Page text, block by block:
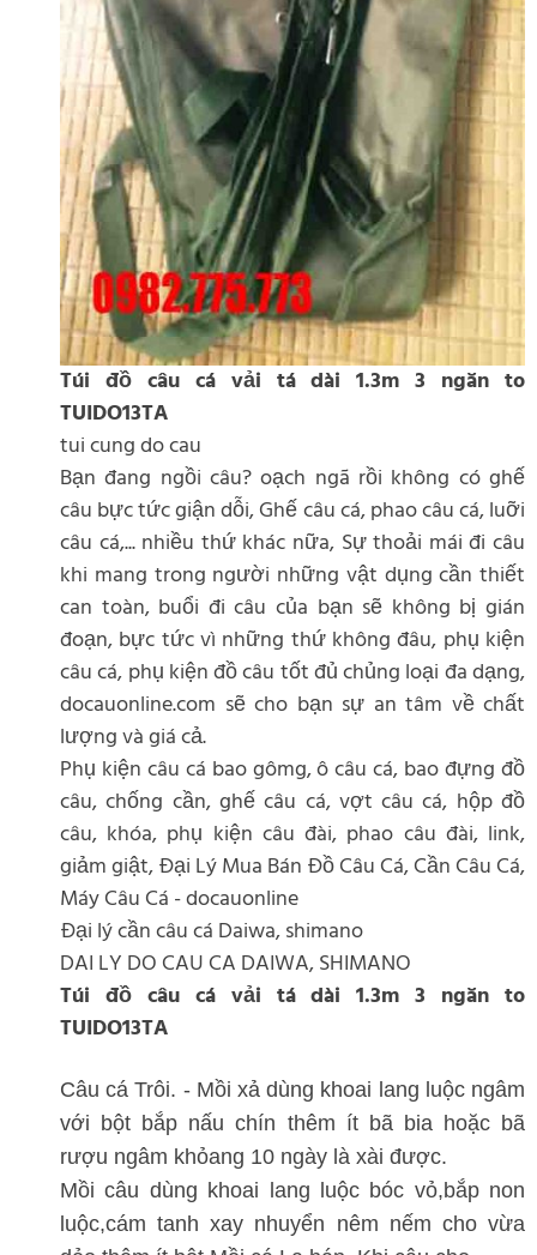
Túi đồ câu cá vải tá dài 1.3m 3 ngăn to
TUIDO13TA
tui cung do cau
Bạn đang ngồi câu? oạch ngã rồi không có ghế
câu bực tức giận dỗi, Ghế câu cá, phao câu cá, luỡi
câu cá,... nhiều thứ khác nữa, Sự thoải mái đi câu
khi mang trong người những vật dụng cần thiết
can toàn, buổi đi câu của bạn sẽ không bị gián
đoạn, bực tức vì những thứ không đâu, phụ kiện
câu cá, phụ kiện đồ câu tốt đủ chủng loại đa dạng,
docauonline.com sẽ cho bạn sự an tâm về chất
lượng và giá cả.
Phụ kiện câu cá bao gômg, ô câu cá, bao đựng đồ
câu, chống cần, ghế câu cá, vợt câu cá, hộp đồ
câu, khóa, phụ kiện câu đài, phao câu đài, link,
giảm giật, Đại Lý Mua Bán Đồ Câu Cá, Cần Câu Cá,
Máy Câu Cá - docauonline
Đại lý cần câu cá Daiwa, shimano
DAI LY DO CAU CA DAIWA, SHIMANO
Túi đồ câu cá vải tá dài 1.3m 3 ngăn to
TUIDO13TA
Câu cá Trôi. - Mồi xả dùng khoai lang luộc ngâm
với bột bắp nấu chín thêm ít bã bia hoặc bã
rượu ngâm khỏang 10 ngày là xài được.
Mồi câu dùng khoai lang luộc bóc vỏ,bắp non
luộc,cám tanh xay nhuyển nêm nếm cho vừa